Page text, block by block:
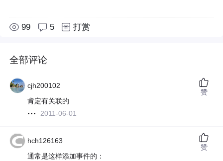
99 5 打赏
全部评论
cjh200102
肯定有关联的
2011-06-01
赞
hch126163
通常是这样添加事件的：
赞